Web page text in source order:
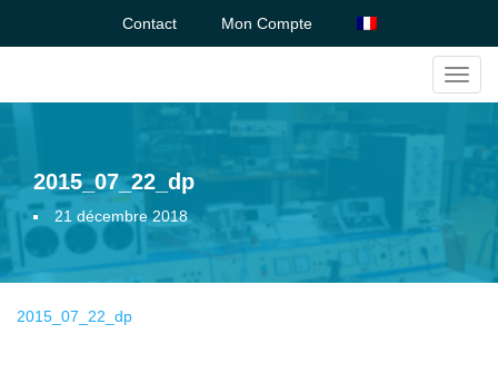
Contact Mon Compte
2015_07_22_dp
21 décembre 2018
2015_07_22_dp